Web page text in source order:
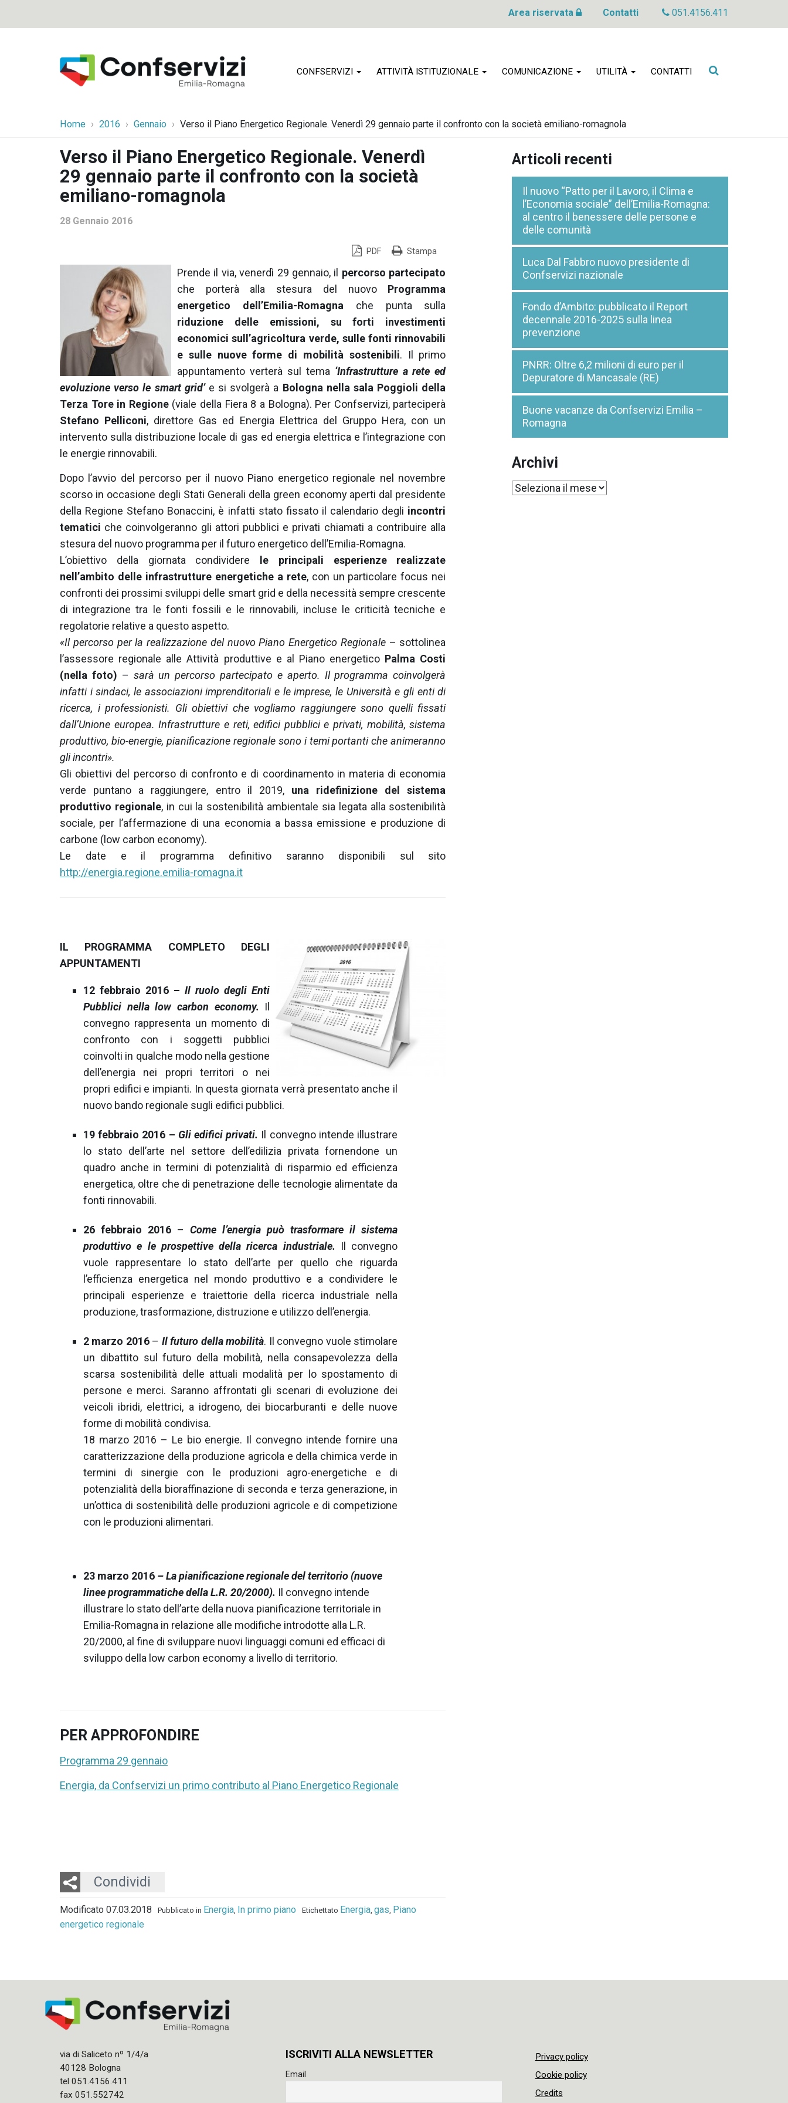
Area riservata Contatti 051.4156.411
CONFSERVIZI ATTIVITÀ ISTITUZIONALE COMUNICAZIONE UTILITÀ CONTATTI
Cerca
Home 2016 Gennaio Verso il Piano Energetico Regionale. Venerdì 29 gennaio parte il confronto con la società emiliano-romagnola
Verso il Piano Energetico Regionale. Venerdì
29 gennaio parte il confronto con la società
emiliano-romagnola
28 Gennaio 2016
PDF Stampa
Prende il via, venerdì 29 gennaio, il percorso partecipato
che porterà alla stesura del nuovo Programma
energetico dell’Emilia-Romagna che punta sulla
riduzione delle emissioni, su forti investimenti
economici sull’agricoltura verde, sulle fonti rinnovabili
e sulle nuove forme di mobilità sostenibili. Il primo
appuntamento verterà sul tema ‘Infrastrutture a rete ed
evoluzione verso le smart grid’e si svolgerà a Bologna nella sala Poggioli della
Terza Tore in Regione(viale della Fiera 8 a Bologna). Per Confservizi, parteciperà
Stefano Pelliconi, direttore Gas ed Energia Elettrica del Gruppo Hera, con un
intervento sulla distribuzione locale di gas ed energia elettrica e l’integrazione con
le energie rinnovabili.
Dopo l’avvio del percorso per il nuovo Piano energetico regionale nel novembre
scorso in occasione degli Stati Generali della green economy aperti dal presidente
della Regione Stefano Bonaccini, è infatti stato fissato il calendario degli incontri
tematici che coinvolgeranno gli attori pubblici e privati chiamati a contribuire alla
stesura del nuovo programma per il futuro energetico dell’Emilia-Romagna.
L’obiettivo della giornata condividere
le principali esperienze realizzate
nell’ambito delle infrastrutture energetiche a rete, con un particolare focus nei
confronti dei prossimi sviluppi delle smart grid e della necessità sempre crescente
di integrazione tra le fonti fossili e le rinnovabili, incluse le criticità tecniche e
regolatorie relative a questo aspetto.
«Il percorso per la realizzazione del nuovo Piano Energetico Regionale – sottolinea
l’assessore regionale alle Attività produttive e al Piano energetico Palma Costi
(nella foto) – sarà un percorso partecipato e aperto. Il programma coinvolgerà
infatti i sindaci, le associazioni imprenditoriali e le imprese, le Università e gli enti di
ricerca, i professionisti. Gli obiettivi che vogliamo raggiungere sono quelli fissati
dall’Unione europea. Infrastrutture e reti, edifici pubblici e privati, mobilità, sistema
produttivo, bio-energie, pianificazione regionale sono i temi portanti che animeranno
gli incontri».
Gli obiettivi del percorso di confronto e di coordinamento in materia di economia
verde puntano a raggiungere, entro il 2019, una ridefinizione del sistema
produttivo regionale, in cui la sostenibilità ambientale sia legata alla sostenibilità
sociale, per l’affermazione di una economia a bassa emissione e produzione di
carbone (low carbon economy).
Le date e il programma definitivo saranno disponibili sul sito
http://energia.regione.emilia-romagna.it
IL PROGRAMMA COMPLETO DEGLI
APPUNTAMENTI
12 febbraio 2016 –Il ruolo degli Enti
Pubblici nella low carbon economy. Il
convegno rappresenta un momento di
confronto con i soggetti pubblici
coinvolti in qualche modo nella gestione
dell’energia nei propri territori o nei
propri edifici e impianti. In questa giornata verrà presentato anche il
nuovo bando regionale sugli edifici pubblici.
19 febbraio 2016 – Gli edifici privati. Il convegno intende illustrare
lo stato dell’arte nel settore dell’edilizia privata fornendone un
quadro anche in termini di potenzialità di risparmio ed efficienza
energetica, oltre che di penetrazione delle tecnologie alimentate da
fonti rinnovabili.
26 febbraio 2016 – Come l’energia può trasformare il sistema
produttivo e le prospettive della ricerca industriale. Il convegno
vuole rappresentare lo stato dell’arte per quello che riguarda
l’efficienza energetica nel mondo produttivo e a condividere le
principali esperienze e traiettorie della ricerca industriale nella
produzione, trasformazione, distruzione e utilizzo dell’energia.
2 marzo 2016– Il futuro della mobilità. Il convegno vuole stimolare
un dibattito sul futuro della mobilità, nella consapevolezza della
scarsa sostenibilità delle attuali modalità per lo spostamento di
persone e merci. Saranno affrontati gli scenari di evoluzione dei
veicoli ibridi, elettrici, a idrogeno, dei biocarburanti e delle nuove
forme di mobilità condivisa.
18 marzo 2016 – Le bio energie. Il convegno intende fornire una
caratterizzazione della produzione agricola e della chimica verde in
termini di sinergie con le produzioni agro-energetiche e di
potenzialità della bioraffinazione di seconda e terza generazione, in
un’ottica di sostenibilità delle produzioni agricole e di competizione
con le produzioni alimentari.
23 marzo 2016 – La pianificazione regionale del territorio (nuove
linee programmatiche della L.R. 20/2000). Il convegno intende
illustrare lo stato dell’arte della nuova pianificazione territoriale in
Emilia-Romagna in relazione alle modifiche introdotte alla L.R.
20/2000, al fine di sviluppare nuovi linguaggi comuni ed efficaci di
sviluppo della low carbon economy a livello di territorio.
PER APPROFONDIRE
Programma 29 gennaio
Energia, da Confservizi un primo contributo al Piano Energetico Regionale
Condividi
Twitter
LinkedIn
Email
Modificato 07.03.2018 Pubblicato in Energia, In primo piano Etichettato Energia, gas, Piano
energetico regionale
Articoli recenti
Il nuovo “Patto per il Lavoro, il Clima e
l’Economia sociale” dell’Emilia-Romagna:
al centro il benessere delle persone e
delle comunità
Luca Dal Fabbro nuovo presidente di
Confservizi nazionale
Fondo d’Ambito: pubblicato il Report
decennale 2016-2025 sulla linea
prevenzione
PNRR: Oltre 6,2 milioni di euro per il
Depuratore di Mancasale (RE)
Buone vacanze da Confservizi Emilia –
Romagna
Archivi
Archivi
via di Saliceto nº 1/4/a
40128 Bologna
tel 051.4156.411
fax 051.552742
ISCRIVITI ALLA NEWSLETTER
Email
Privacy policy
Cookie policy
Credits